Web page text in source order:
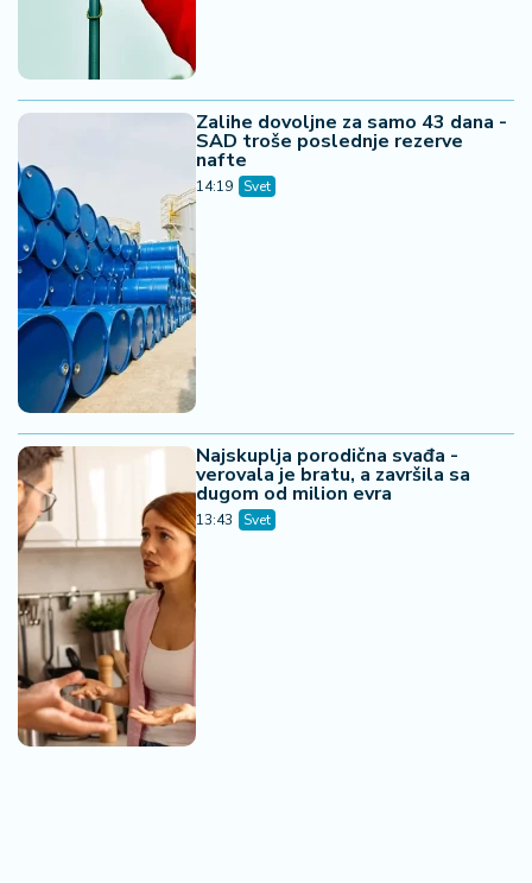
Zalihe dovoljne za samo 43 dana -
SAD troše poslednje rezerve
nafte
14:19 Svet
Najskuplja porodična svađa -
verovala je bratu, a završila sa
dugom od milion evra
13:43 Svet